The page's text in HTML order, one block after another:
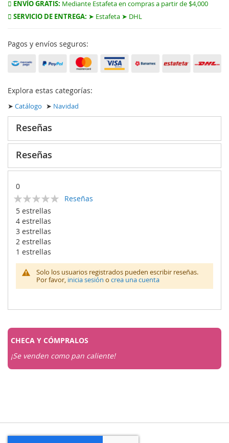
ENVÍO GRATIS: Mediante Estafeta en compras a partir de $4,000
SERVICIO DE ENTREGA: ➤ Estafeta ➤ DHL
Pagos y envíos seguros:
Explora estas categorías:
➤ Catálogo ➤ Navidad
Reseñas
Reseñas
0
Calificación:
% of100
Reseñas
5 estrellas
4 estrellas
3 estrellas
2 estrellas
1 estrellas
Solo los usuarios registrados pueden escribir reseñas.
Por favor, inicia sesión o crea una cuenta
CHECA Y CÓMPRALOS
¡Se venden como pan caliente!